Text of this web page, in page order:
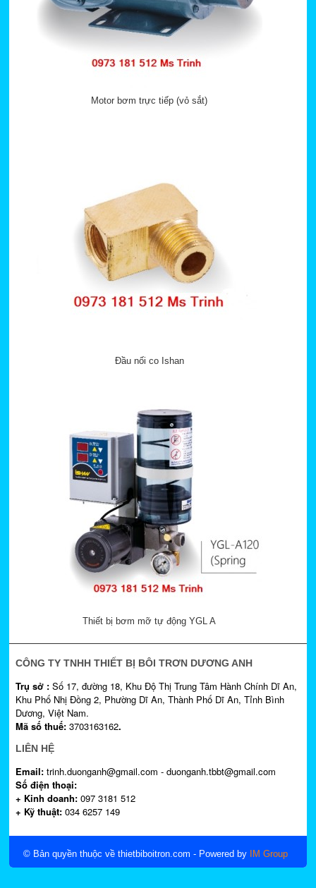
Motor bơm trực tiếp (vỏ sắt)
Đầu nối co Ishan
Thiết bị bơm mỡ tự động YGL A
CÔNG TY TNHH THIẾT BỊ BÔI TRƠN DƯƠNG ANH
Trụ sở : Số 17, đường 18, Khu Độ Thị Trung Tâm Hành Chính Dĩ An,
Khu Phố Nhị Đồng 2, Phường Dĩ An, Thành Phố Dĩ An, Tỉnh Bình
Dương, Việt Nam.
Mã số thuế: 3703163162.
LIÊN HỆ
Email:trinh.duonganh@gmail.com - duonganh.tbbt@gmail.com
Số điện thoại:
+ Kinh doanh: 097 3181 512
+ Kỹ thuật: 034 6257 149
© Bản quyền thuộc về thietbiboitron.com - Powered by IM Group